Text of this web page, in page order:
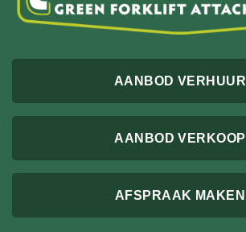
AANBOD VERHUUR
AANBOD VERKOOP
AFSPRAAK MAKEN